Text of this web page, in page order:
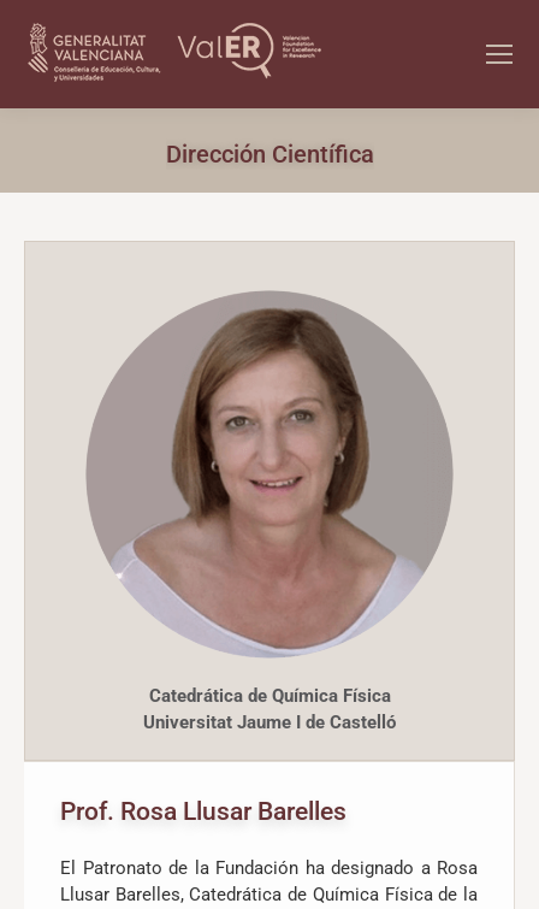
Dirección Científica
Catedrática de Química Física
Universitat Jaume I de Castelló
Prof. Rosa Llusar Barelles
El Patronato de la Fundación ha designado a Rosa
Llusar Barelles, Catedrática de Química Física de la